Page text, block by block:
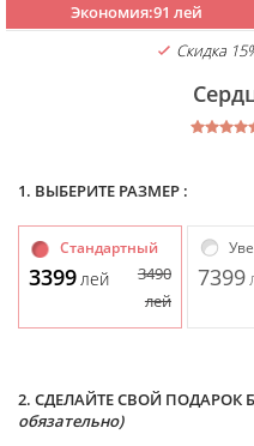
Экономия:91 лей
Скидка
1. ВЫБЕРИТЕ РАЗМЕР :
Стандартный
3399 лей
3490
лей
7399
2. СДЕЛАЙТЕ СВОЙ ПОДАРОК
обязательно)